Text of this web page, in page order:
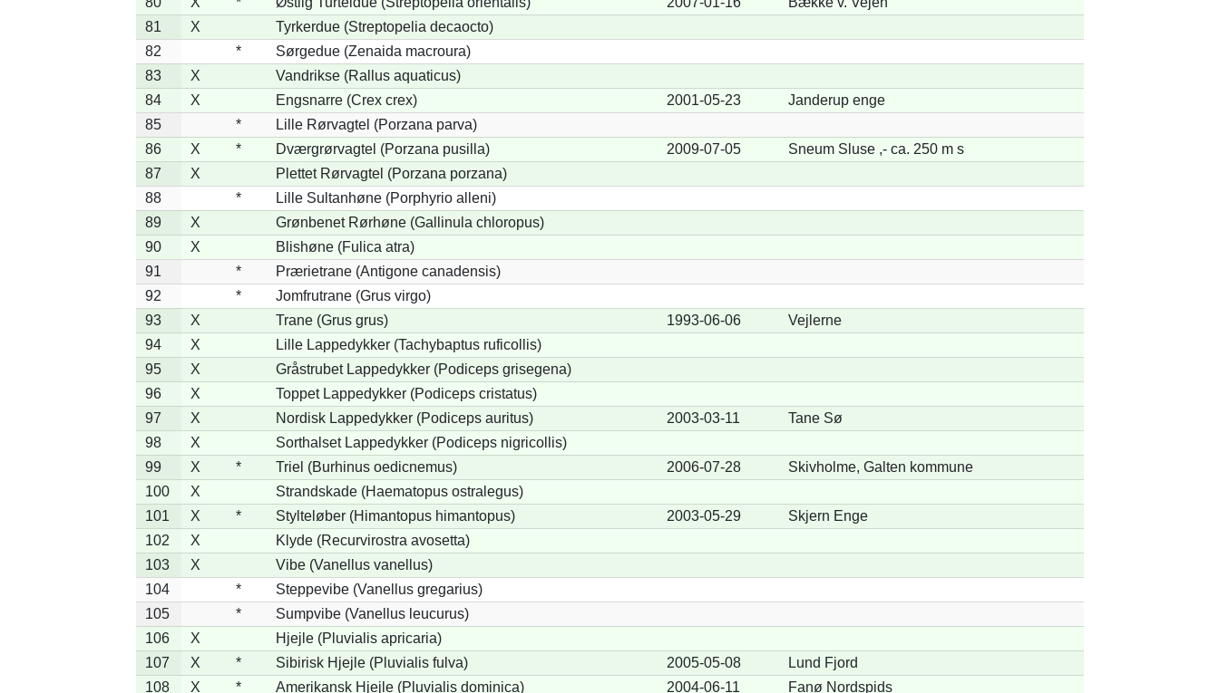
81
X
Tyrkerdue (Streptopelia decaocto)
82
*
Sørgedue (Zenaida macroura)
83
X
Vandrikse (Rallus aquaticus)
84
X Engsnarre (Crex crex) 2001-05-23
Janderup enge
85
*
Lille Rørvagtel (Porzana parva)
86
X * Dværgrørvagtel (Porzana pusilla) 2009-07-05
Sneum Sluse ,- ca. 250 m s
87
X
Plettet Rørvagtel (Porzana porzana)
88
*
Lille Sultanhøne (Porphyrio alleni)
89
X
Grønbenet Rørhøne (Gallinula chloropus)
90
X
Blishøne (Fulica atra)
91
*
Prærietrane (Antigone canadensis)
92
*
Jomfrutrane (Grus virgo)
93
X Trane (Grus grus) 1993-06-06
Vejlerne
94
X
Lille Lappedykker (Tachybaptus ruficollis)
95
X
Gråstrubet Lappedykker (Podiceps grisegena)
96
X
Toppet Lappedykker (Podiceps cristatus)
97
X Nordisk Lappedykker (Podiceps auritus) 2003-03-11
Tane Sø
98
X
Sorthalset Lappedykker (Podiceps nigricollis)
99
X * Triel (Burhinus oedicnemus) 2006-07-28
Skivholme, Galten kommune
100
X
Strandskade (Haematopus ostralegus)
101
X * Stylteløber (Himantopus himantopus) 2003-05-29
Skjern Enge
102
X
Klyde (Recurvirostra avosetta)
103
X
Vibe (Vanellus vanellus)
104
*
Steppevibe (Vanellus gregarius)
105
*
Sumpvibe (Vanellus leucurus)
106
X
Hjejle (Pluvialis apricaria)
107
X * Sibirisk Hjejle (Pluvialis fulva) 2005-05-08
Lund Fjord
108
X * Amerikansk Hjejle (Pluvialis dominica) 2004-06-11 Fanø Nordspids